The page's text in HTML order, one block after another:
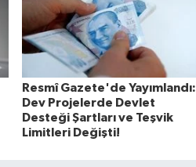
Resmî Gazete'de Yayımlandı:
Dev Projelerde Devlet
Desteği Şartları ve Teşvik
Limitleri Değişti!